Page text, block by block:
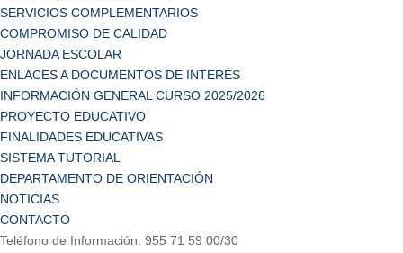
SERVICIOS COMPLEMENTARIOS
COMPROMISO DE CALIDAD
JORNADA ESCOLAR
ENLACES A DOCUMENTOS DE INTERÉS
INFORMACIÓN GENERAL CURSO 2025/2026
PROYECTO EDUCATIVO
FINALIDADES EDUCATIVAS
SISTEMA TUTORIAL
DEPARTAMENTO DE ORIENTACIÓN
NOTICIAS
CONTACTO
Teléfono de Información: 955 71 59 00/30